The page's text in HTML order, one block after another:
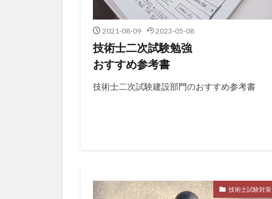
2021-08-09 2023-05-08
技術士二次試験勉強
おすすめ参考書
技術士二次試験建設部門のおすすめ参考書
技術士試験対策